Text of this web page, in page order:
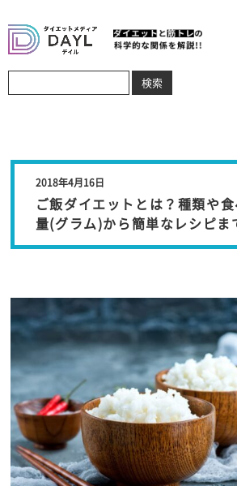
2018年4月16日
ご飯ダイエットとは？種類や
量(グラム)から簡単なレシピま